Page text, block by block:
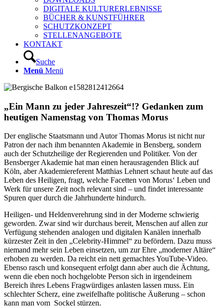
DIGITALE KULTURERLEBNISSE
BÜCHER & KUNSTFÜHRER
SCHUTZKONZEPT
STELLENANGEBOTE
KONTAKT
Suche
Menü Menü
„Ein Mann zu jeder Jahreszeit“!? Gedanken zum
heutigen Namenstag von Thomas Morus
Der englische Staatsmann und Autor Thomas Morus ist nicht nur
Patron der nach ihm benannten Akademie in Bensberg, sondern
auch der Schutzheilige der Regierenden und Politiker. Von der
Bensberger Akademie hat man einen herausragenden Blick auf
Köln, aber Akademiereferent Matthias Lehnert schaut heute auf das
Leben des Heiligen, fragt, welche Facetten von Morus‘ Leben und
Werk für unsere Zeit noch relevant sind – und findet interessante
Spuren quer durch die Jahrhunderte hindurch.
Heiligen- und Heldenverehrung sind in der Moderne schwierig
geworden. Zwar sind wir durchaus bereit, Menschen auf allen zur
Verfügung stehenden analogen und digitalen Kanälen innerhalb
kürzester Zeit in den „Celebrity-Himmel“ zu befördern. Dazu muss
niemand mehr sein Leben einsetzen, um zur Ehre „moderner Altäre“
erhoben zu werden. Da reicht ein nett gemachtes YouTube-Video.
Ebenso rasch und konsequent erfolgt dann aber auch die Ächtung,
wenn die eben noch hochgelobte Person sich in irgendeinem
Bereich ihres Lebens Fragwürdiges anlasten lassen muss. Ein
schlechter Scherz, eine zweifelhafte politische Äußerung – schon
kann man vom Sockel stürzen.